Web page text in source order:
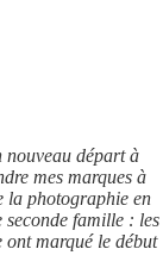
nouveau départ à
mes marques à
la photographie en
seconde famille : les
ont marqué le début